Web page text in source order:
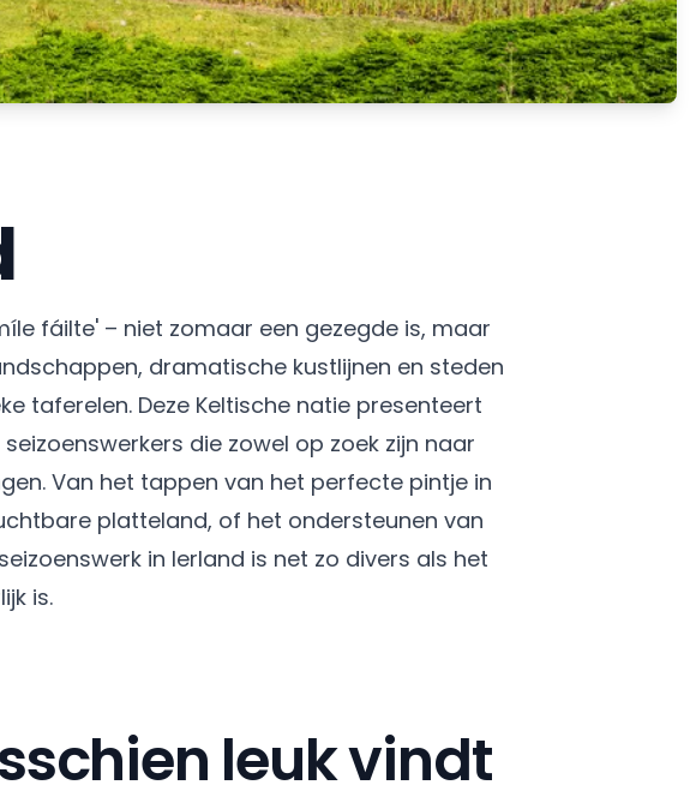
fáilte' – niet zomaar een gezegde is, maar
dramatische kustlijnen en steden
taferelen. Deze Keltische natie presenteert
die zowel op zoek zijn naar
Van het tappen van het perfecte pintje in
platteland, of het ondersteunen van
in Ierland is net zo divers als het
is.
leuk vindt